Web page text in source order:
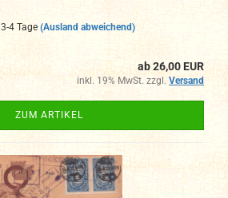
3-4 Tage (Ausland abweichend)
ab 26,00 EUR
inkl. 19% MwSt. zzgl. Versand
ZUM ARTIKEL